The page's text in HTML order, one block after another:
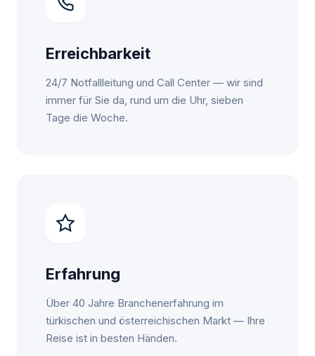
Erreichbarkeit
24/7 Notfallleitung und Call Center — wir sind
immer für Sie da, rund um die Uhr, sieben
Tage die Woche.
Erfahrung
Über 40 Jahre Branchenerfahrung im
türkischen und österreichischen Markt — Ihre
Reise ist in besten Händen.